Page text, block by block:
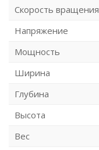
Скорость вращения
Напряжение
Мощность
Ширина
Глубина
Высота
Вес